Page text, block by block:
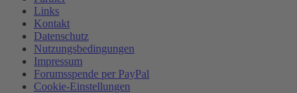
Links
Kontakt
Datenschutz
Nutzungsbedingungen
Impressum
Forumsspende per PayPal
Cookie-Einstellungen